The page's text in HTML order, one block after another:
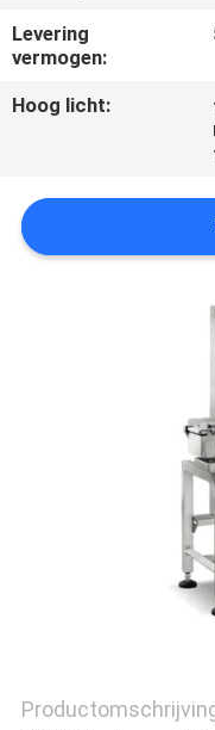
ONS
OP
GEVALLEN
Levering
vermogen:
Hoog licht: